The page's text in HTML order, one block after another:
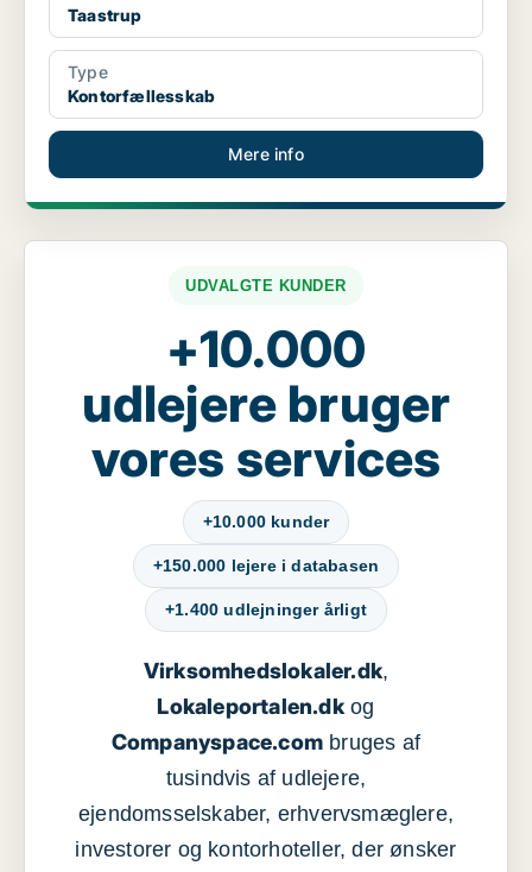
Taastrup
Type
Kontorfællesskab
Mere info
UDVALGTE KUNDER
+10.000
udlejere bruger
vores services
+10.000 kunder
+150.000 lejere i databasen
+1.400 udlejninger årligt
Virksomhedslokaler.dk,
Lokaleportalen.dkog
Companyspace.com bruges af
tusindvis af udlejere,
ejendomsselskaber, erhvervsmæglere,
investorer og kontorhoteller, der ønsker